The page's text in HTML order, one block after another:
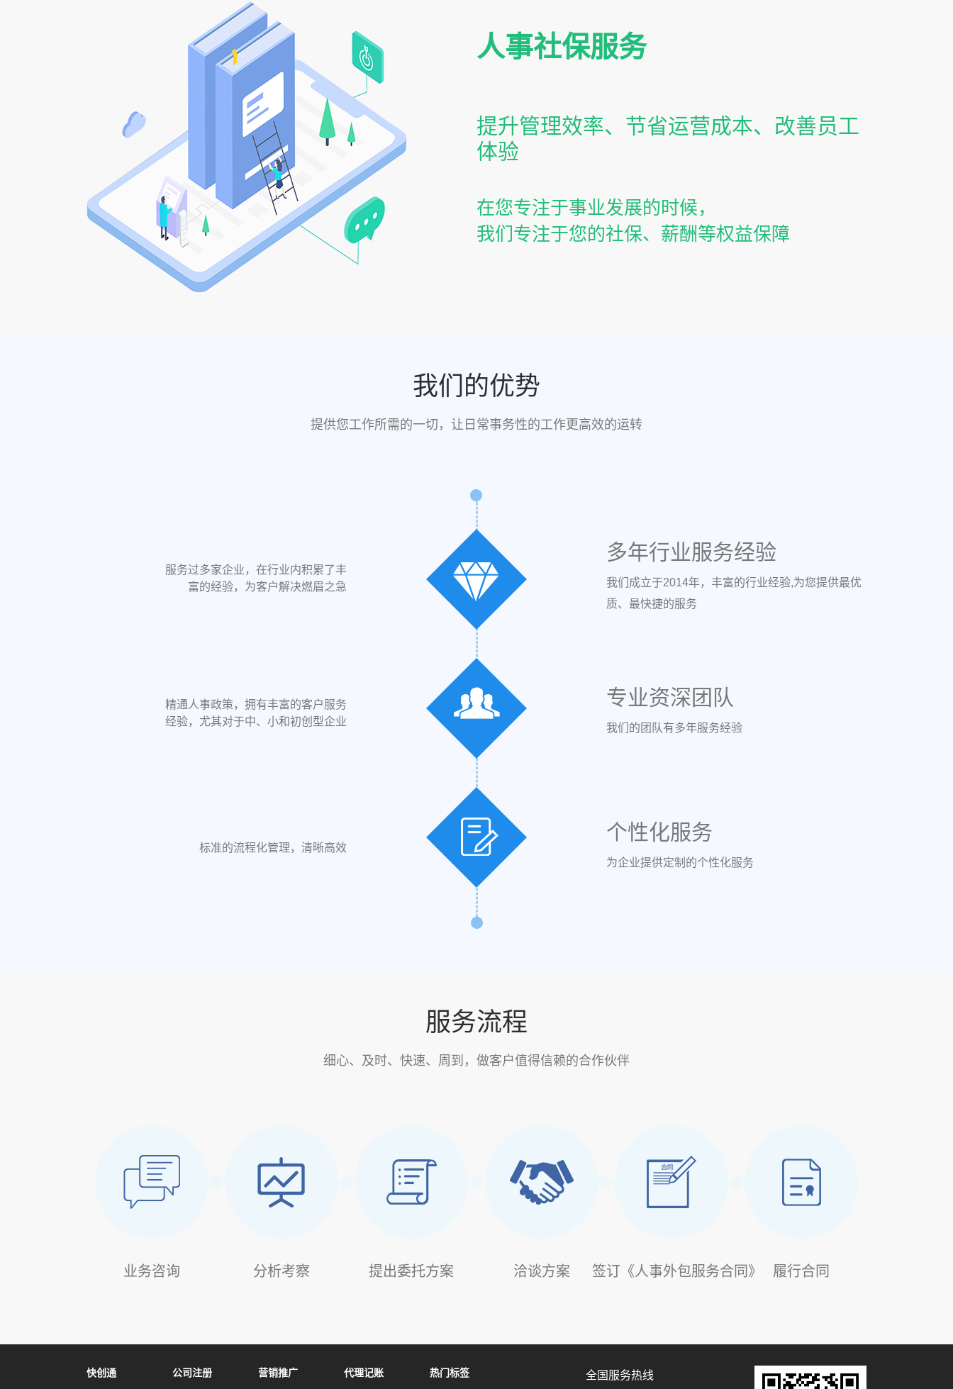
人事社保服务
提升管理效率、节省运营成本、改善员工
体验
在您专注于事业发展的时候，
我们专注于您的社保、薪酬等权益保障
我们的优势
提供您工作所需的一切，让日常事务性的工作更高效的运转
服务过多家企业，在行业内积累了丰
富的经验，为客户解决燃眉之急
精通人事政策，拥有丰富的客户服务
经验，尤其对于中、小和初创型企业
标准的流程化管理，清晰高效
多年行业服务经验
我们成立于2014年，丰富的行业经验,为您提供最优
质、最快捷的服务
专业资深团队
我们的团队有多年服务经验
个性化服务
为企业提供定制的个性化服务
服务流程
细心、及时、快速、周到，做客户值得信赖的合作伙伴
业务咨询 分析考察 提出委托方案 洽谈方案 签订《人事外包服务合同》 履行合同
快创通 公司注册 营销推广 代理记账 热门标签 全国服务热线